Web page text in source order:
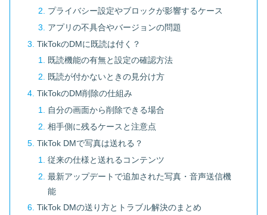
プライバシー設定やブロックが影響するケース
アプリの不具合やバージョンの問題
TikTokのDMに既読は付く？
既読機能の有無と設定の確認方法
既読が付かないときの見分け方
TikTokのDM削除の仕組み
自分の画面から削除できる場合
相手側に残るケースと注意点
TikTok DMで写真は送れる？
従来の仕様と送れるコンテンツ
最新アップデートで追加された写真・音声送信機
能
TikTok DMの送り方とトラブル解決のまとめ